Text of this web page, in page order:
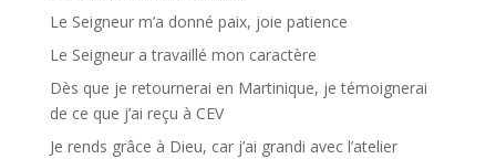
Le Seigneur m’a donné paix, joie patience
Le Seigneur a travaillé mon caractère
Dès que je retournerai en Martinique, je témoignerai
de ce que j’ai reçu à CEV
Je rends grâce à Dieu, car j’ai grandi avec l’atelier